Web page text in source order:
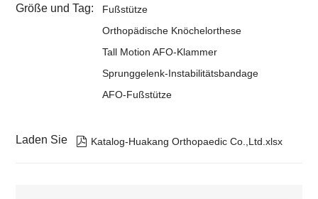
Größe und Tag:
Fußstütze
Orthopädische Knöchelorthese
Tall Motion AFO-Klammer
Sprunggelenk-Instabilitätsbandage
AFO-Fußstütze
Laden Sie  Katalog-Huakang Orthopaedic Co.,Ltd.xlsx